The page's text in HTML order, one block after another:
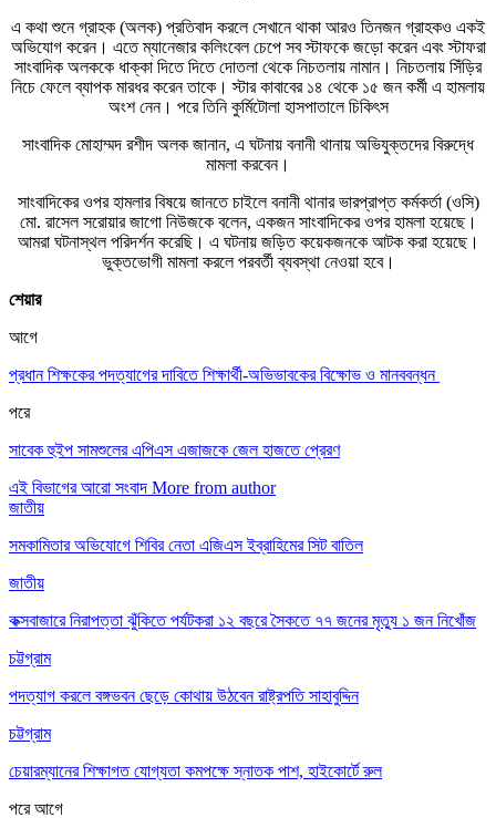
এ কথা শুনে গ্রাহক (অলক) প্রতিবাদ করলে সেখানে থাকা আরও তিনজন গ্রাহকও একই
অভিযোগ করেন। এতে ম্যানেজার কলিংবেল চেপে সব স্টাফকে জড়ো করেন এবং স্টাফরা
সাংবাদিক অলককে ধাক্কা দিতে দিতে দোতলা থেকে নিচতলায় নামান। নিচতলায় সিঁড়ির
নিচে ফেলে ব্যাপক মারধর করেন তাকে। স্টার কাবাবের ১৪ থেকে ১৫ জন কর্মী এ হামলায়
অংশ নেন। পরে তিনি কুর্মিটোলা হাসপাতালে চিকিৎস
সাংবাদিক মোহাম্মদ রশীদ অলক জানান, এ ঘটনায় বনানী থানায় অভিযুক্তদের বিরুদ্ধে
মামলা করবেন।
সাংবাদিকের ওপর হামলার বিষয়ে জানতে চাইলে বনানী থানার ভারপ্রাপ্ত কর্মকর্তা (ওসি)
মো. রাসেল সরোয়ার জাগো নিউজকে বলেন, একজন সাংবাদিকের ওপর হামলা হয়েছে।
আমরা ঘটনাস্থল পরিদর্শন করেছি। এ ঘটনায় জড়িত কয়েকজনকে আটক করা হয়েছে।
ভুক্তভোগী মামলা করলে পরবর্তী ব্যবস্থা নেওয়া হবে।
শেয়ার
আগে
প্রধান শিক্ষকের পদত্যাগের দাবিতে শিক্ষার্থী-অভিভাবকের বিক্ষোভ ও মানববন্ধন
পরে
সাবেক হুইপ সামশুলের এপিএস এজাজকে জেল হাজতে প্রেরণ
এই বিভাগের আরো সংবাদ More from author
জাতীয়
সমকামিতার অভিযোগে শিবির নেতা এজিএস ইব্রাহিমের সিট বাতিল
জাতীয়
কক্সবাজারে নিরাপত্তা ঝুঁকিতে পর্যটকরা ১২ বছরে সৈকতে ৭৭ জনের মৃত্যু ১ জন নিখোঁজ
চট্টগ্রাম
পদত্যাগ করলে বঙ্গভবন ছেড়ে কোথায় উঠবেন রাষ্ট্রপতি সাহাবুদ্দিন
চট্টগ্রাম
চেয়ারম্যানের শিক্ষাগত যোগ্যতা কমপক্ষে স্নাতক পাশ, হাইকোর্টে রুল
পরেআগে